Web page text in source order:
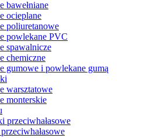
bawełniane
ocieplane
poliuretanowe
powlekane PVC
spawalnicze
chemiczne
gumowe i powlekane gumą
warsztatowe
monterskie
przeciwhałasowe